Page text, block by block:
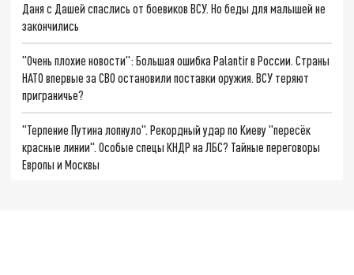
Даня с Дашей спаслись от боевиков ВСУ. Но беды для малышей не
закончились
"Очень плохие новости": Большая ошибка Palantir в России. Страны
НАТО впервые за СВО остановили поставки оружия. ВСУ теряют
приграничье?
"Терпение Путина лопнуло". Рекордный удар по Киеву "пересёк
красные линии". Особые спецы КНДР на ЛБС? Тайные переговоры
Европы и Москвы